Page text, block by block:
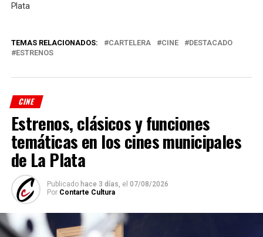
Plata
TEMAS RELACIONADOS: CARTELERA CINE
DESTACADO
ESTRENOS
CINE
Estrenos, clásicos y funciones
temáticas en los cines municipales
de La Plata
Publicado hace 3 días, el 07/08/2026
Por Contarte Cultura